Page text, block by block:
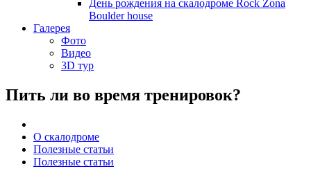
День рождения на скалодроме Rock Zona
Boulder house
Галерея
Фото
Видео
3D тур
Пить ли во время тренировок?
О скалодроме
Полезные статьи
Полезные статьи